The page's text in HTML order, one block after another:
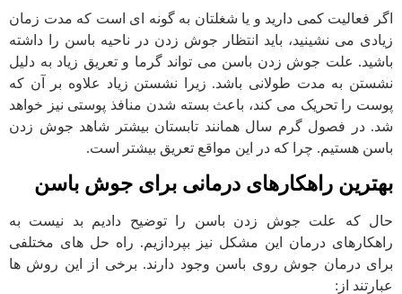
اگر فعالیت کمی دارید و یا شغلتان به گونه ای است که مدت زمان
زیادی می نشینید، باید انتظار جوش زدن در ناحیه باسن را داشته
باشید. علت جوش زدن باسن می تواند گرما و تعریق زیاد به دلیل
نشستن به مدت طولانی باشد. زیرا نشستن زیاد علاوه بر آن که
پوست را تحریک می کند، باعث بسته شدن منافذ پوستی نیز خواهد
شد. در فصول گرم سال همانند تابستان بیشتر شاهد جوش زدن
باسن هستیم. چرا که در این مواقع تعریق بیشتر است.
بهترین راهکارهای درمانی برای جوش باسن
حال که علت جوش زدن باسن را توضیح دادیم بد نیست به
راهکارهای درمان این مشکل نیز بپردازیم. راه حل های مختلفی
برای درمان جوش روی باسن وجود دارند. برخی از این روش ها
عبارتند از: